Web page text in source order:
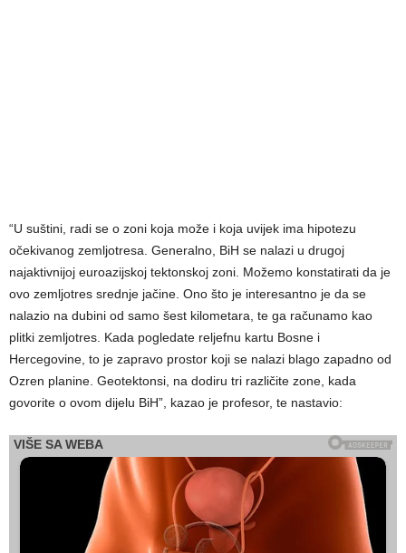
“U suštini, radi se o zoni koja može i koja uvijek ima hipotezu
očekivanog zemljotresa. Generalno, BiH se nalazi u drugoj
najaktivnijoj euroazijskoj tektonskoj zoni. Možemo konstatirati da je
ovo zemljotres srednje jačine. Ono što je interesantno je da se
nalazio na dubini od samo šest kilometara, te ga računamo kao
plitki zemljotres. Kada pogledate reljefnu kartu Bosne i
Hercegovine, to je zapravo prostor koji se nalazi blago zapadno od
Ozren planine. Geotektonsi, na dodiru tri različite zone, kada
govorite o ovom dijelu BiH”, kazao je profesor, te nastavio: